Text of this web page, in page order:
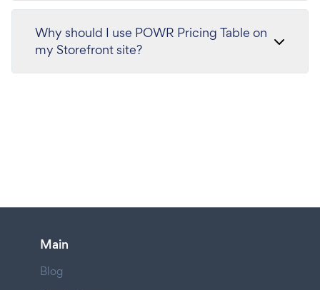
Why should I use POWR Pricing Table on
my Storefront site?
Main
Blog